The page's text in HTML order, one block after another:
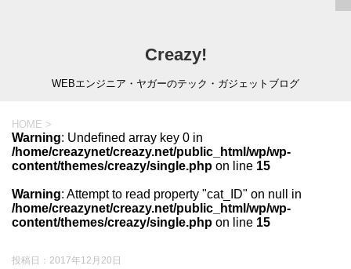
Creazy!
WEBエンジニア・ヤガーのテック・ガジェットブログ
HOME >
Warning: Undefined array key 0 in
/home/creazynet/creazy.net/public_html/wp/wp-
content/themes/creazy/single.php on line 15
Warning: Attempt to read property "cat_ID" on null in
/home/creazynet/creazy.net/public_html/wp/wp-
content/themes/creazy/single.php on line 15
投稿日： 2017年12月20日